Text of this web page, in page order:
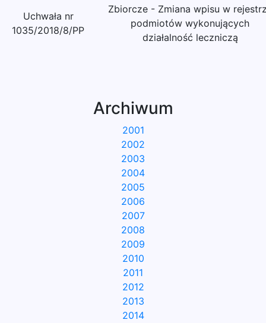
Uchwała nr
1035/2018/8/PP
Zbiorcze - Zmiana wpisu w
podmiotów wykonujących
działalność leczniczą
Archiwum
2001
2002
2003
2004
2005
2006
2007
2008
2009
2010
2011
2012
2013
2014